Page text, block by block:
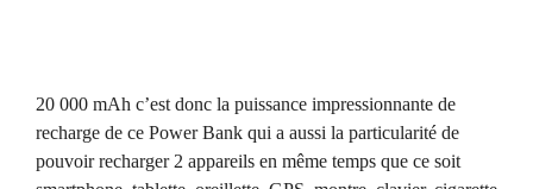
20 000 mAh c’est donc la puissance impressionnante de
recharge de ce Power Bank qui a aussi la particularité de
pouvoir recharger 2 appareils en même temps que ce soit